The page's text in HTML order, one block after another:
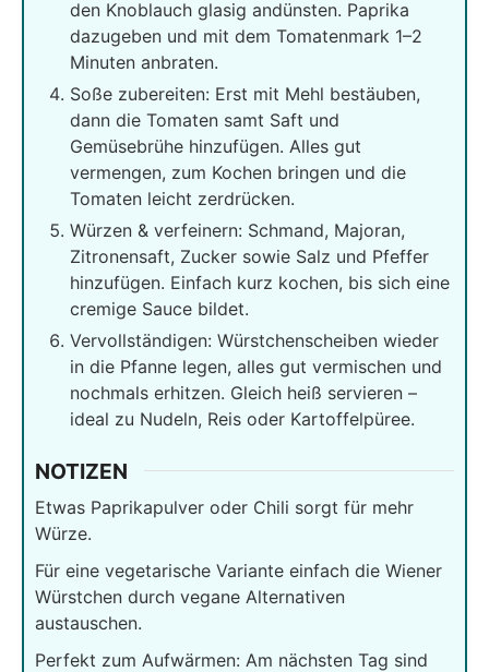
den Knoblauch glasig andünsten. Paprika
dazugeben und mit dem Tomatenmark 1–2
Minuten anbraten.
Soße zubereiten: Erst mit Mehl bestäuben,
dann die Tomaten samt Saft und
Gemüsebrühe hinzufügen. Alles gut
vermengen, zum Kochen bringen und die
Tomaten leicht zerdrücken.
Würzen & verfeinern: Schmand, Majoran,
Zitronensaft, Zucker sowie Salz und Pfeffer
hinzufügen. Einfach kurz kochen, bis sich eine
cremige Sauce bildet.
Vervollständigen: Würstchenscheiben wieder
in die Pfanne legen, alles gut vermischen und
nochmals erhitzen. Gleich heiß servieren –
ideal zu Nudeln, Reis oder Kartoffelpüree.
NOTIZEN
Etwas Paprikapulver oder Chili sorgt für mehr
Würze.
Für eine vegetarische Variante einfach die Wiener
Würstchen durch vegane Alternativen
austauschen.
Perfekt zum Aufwärmen: Am nächsten Tag sind